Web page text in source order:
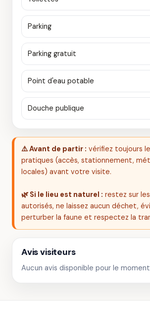
Parking
Parking gratuit
Point d'eau potable
Douche publique
⚠️ Avant de partir : vérifiez toujours
pratiques (accès, stationnement,
locales) avant votre visite.
🌿 Si le lieu est naturel : restez sur
autorisés, ne laissez aucun déchet,
perturber la faune et respectez la
Avis visiteurs
Aucun avis disponible pour le